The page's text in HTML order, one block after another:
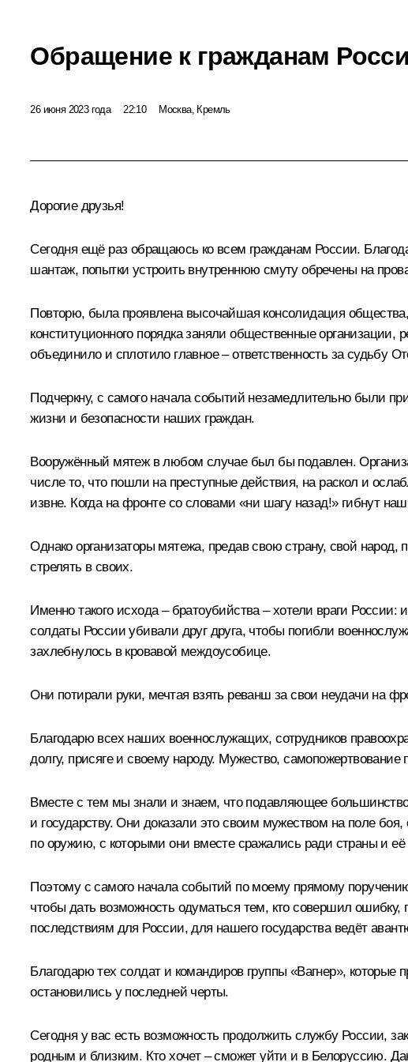
Обращение к гражданам
26 июня 2023 года 22:10 Москва, Кремль
Дорогие друзья!
Сегодня ещё раз обращаюсь ко всем гражданам России.
шантаж, попытки устроить внутреннюю смуту обречены на
Повторю, была проявлена высочайшая консолидация
конституционного порядка заняли общественные
объединило и сплотило главное – ответственность за судьбу
Подчеркну, с самого начала событий незамедлительно были
жизни и безопасности наших граждан.
Вооружённый мятеж в любом случае был бы подавлен.
числе то, что пошли на преступные действия, на раскол и
извне. Когда на фронте со словами «ни шагу назад!» гибнут
Однако организаторы мятежа, предав свою страну, свой народ,
стрелять в своих.
Именно такого исхода – братоубийства – хотели враги
солдаты России убивали друг друга, чтобы погибли
захлебнулось в кровавой междоусобице.
Они потирали руки, мечтая взять реванш за свои неудачи на
Благодарю всех наших военнослужащих, сотрудников
долгу, присяге и своему народу. Мужество,
Вместе с тем мы знали и знаем, что подавляющее
и государству. Они доказали это своим мужеством на поле
по оружию, с которыми они вместе сражались ради страны и
Поэтому с самого начала событий по моему прямому
чтобы дать возможность одуматься тем, кто совершил
последствиям для России, для нашего государства ведёт
Благодарю тех солдат и командиров группы «Вагнер»,
остановились у последней черты.
Сегодня у вас есть возможность продолжить службу России,
родным и близким. Кто хочет – сможет уйти и в Белоруссию.